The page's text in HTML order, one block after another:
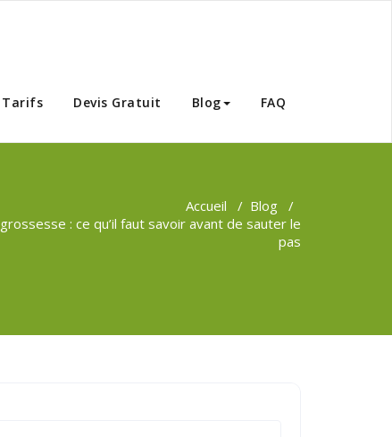
Tarifs Devis Gratuit Blog FAQ
Accueil / Blog /
: ce qu’il faut savoir avant de sauter le
pas